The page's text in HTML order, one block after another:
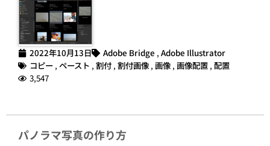
2022年10月13日 Adobe Bridge , Adobe Illustrator
コピー , ペースト , 割付 , 割付画像 , 画像 , 画像配置 , 配置
3,547
パノラマ写真の作り方